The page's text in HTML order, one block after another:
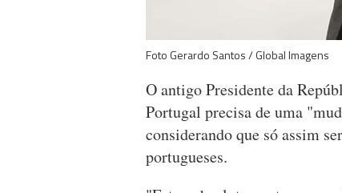
Foto Gerardo Santos / Global Imagens
O antigo Presidente da
Portugal precisa de uma
considerando que só assim
portugueses.